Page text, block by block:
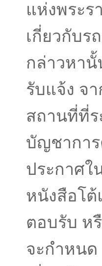
แห่งพระ
เกี่ยวกับร
กล่าวหา
รับแจ้ง จ
สถานที่ที่ร
บัญชากา
ประกาศใ
หนังสือโต้
ตอบรับ ห
จะกําหนด